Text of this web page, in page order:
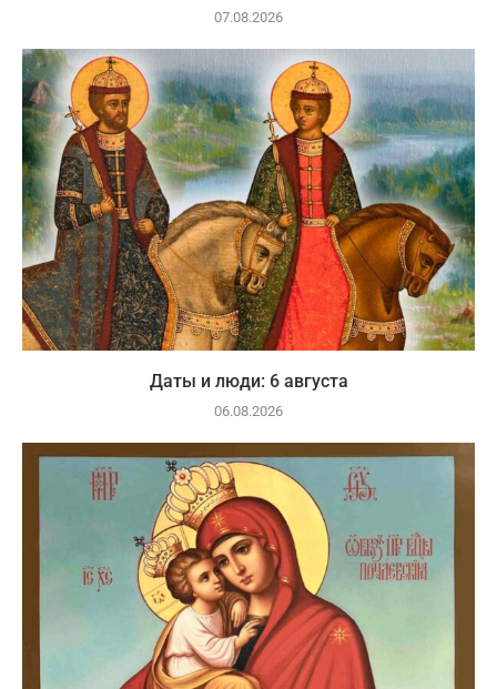
07.08.2026
Даты и люди: 6 августа
06.08.2026